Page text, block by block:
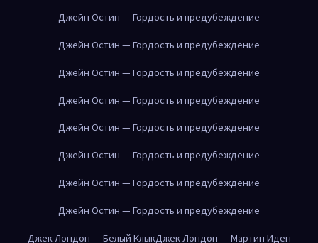
Джейн Остин — Гордость и предубеждение
Джейн Остин — Гордость и предубеждение
Джейн Остин — Гордость и предубеждение
Джейн Остин — Гордость и предубеждение
Джейн Остин — Гордость и предубеждение
Джейн Остин — Гордость и предубеждение
Джейн Остин — Гордость и предубеждение
Джейн Остин — Гордость и предубеждение
Джек Лондон — Белый КлыкДжек Лондон — Мартин Иден